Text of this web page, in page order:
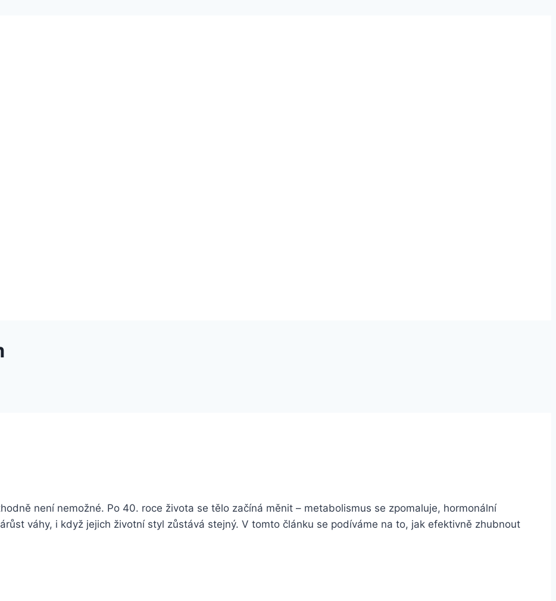
není nemožné. Po 40. roce života se tělo začíná měnit – metabolismus se zpomaluje, hormonální
váhy, i když jejich životní styl zůstává stejný. V tomto článku se podíváme na to, jak efektivně zhubnout